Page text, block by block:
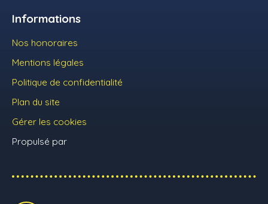
Informations
Nos honoraires
Mentions légales
Politique de confidentialité
Plan du site
Gérer les cookies
Propulsé par